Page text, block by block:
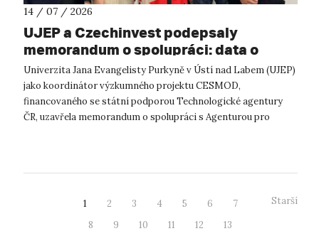
14 / 07 / 2026
UJEP a Czechinvest podepsaly
memorandum o spolupráci: data o
podnikatelském prostředí posílí
výzkum CESMOD
Univerzita Jana Evangelisty Purkyně v Ústí nad Labem (UJEP)
jako koordinátor výzkumného projektu CESMOD,
financovaného se státní podporou Technologické agentury
ČR, uzavřela memorandum o spolupráci s Agenturou pro
1 2 3 4 5 6
7
8
9 10 11 12 13
Starší